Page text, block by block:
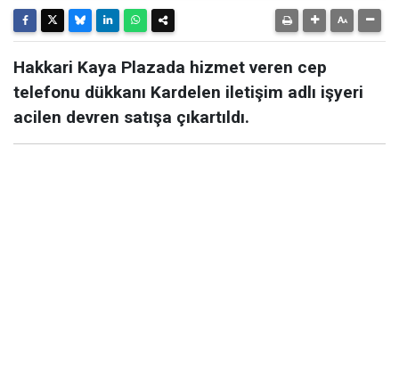
Hakkari Kaya Plazada hizmet veren cep
telefonu dükkanı Kardelen iletişim adlı işyeri
acilen devren satışa çıkartıldı.